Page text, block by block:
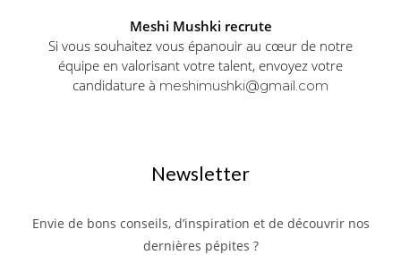
Meshi Mushki recrute
Si vous souhaitez vous épanouir au cœur de notre
équipe en valorisant votre talent, envoyez votre
candidature à meshimushki@gmail.com
Newsletter
Envie de bons conseils, d’inspiration et de découvrir nos
dernières pépites ?